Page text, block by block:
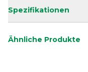
Spezifikationen
Ähnliche Produkte